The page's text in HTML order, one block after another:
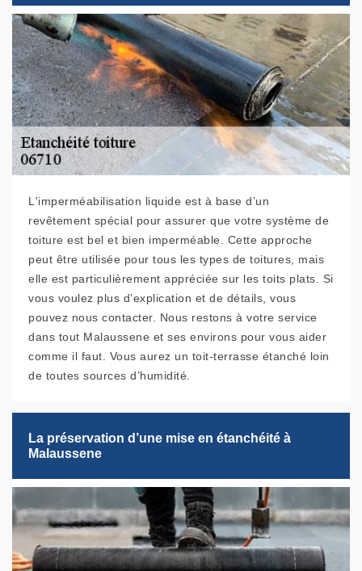
L'imperméabilisation liquide est à base d’un
revêtement spécial pour assurer que votre système de
toiture est bel et bien imperméable. Cette approche
peut être utilisée pour tous les types de toitures, mais
elle est particulièrement appréciée sur les toits plats. Si
vous voulez plus d’explication et de détails, vous
pouvez nous contacter. Nous restons à votre service
dans tout Malaussene et ses environs pour vous aider
comme il faut. Vous aurez un toit-terrasse étanché loin
de toutes sources d’humidité.
La préservation d’une mise en étanchéité à
Malaussene